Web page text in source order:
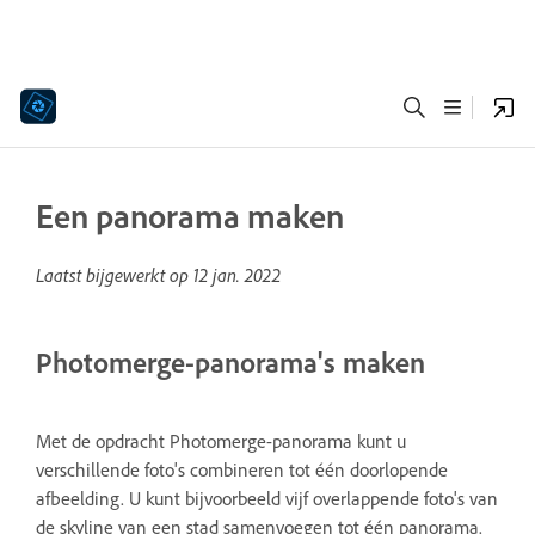
Een panorama maken
Laatst bijgewerkt op 12 jan. 2022
Photomerge-panorama's maken
Met de opdracht Photomerge-panorama kunt u
verschillende foto's combineren tot één doorlopende
afbeelding. U kunt bijvoorbeeld vijf overlappende foto's van
de skyline van een stad samenvoegen tot één panorama.